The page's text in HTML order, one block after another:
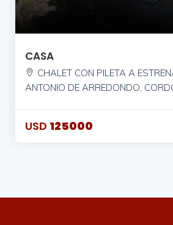
CASA
CHALET CON PILETA A
ANTONIO DE ARREDONDO,
USD 125000